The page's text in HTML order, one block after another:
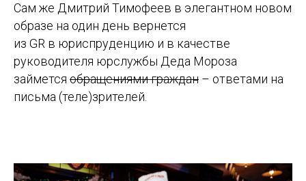
Сам же Дмитрий Тимофеев в элегантном новом
образе на один день вернется
из GR в юриспруденцию и в качестве
руководителя юрслужбы Деда Мороза
займется обращениями граждан – ответами на
письма (теле)зрителей.